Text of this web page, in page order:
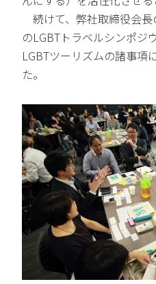
続けて、弊社取締役会
のLGBTトラベルシンポジ
LGBTツーリズムの諸事項
た。